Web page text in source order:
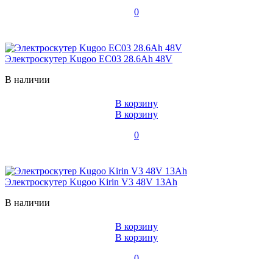
0
Электроскутер Kugoo EC03 28.6Ah 48V
В наличии
В корзину
В корзину
0
Электроскутер Kugoo Kirin V3 48V 13Ah
В наличии
В корзину
В корзину